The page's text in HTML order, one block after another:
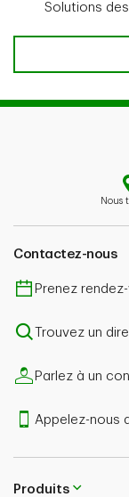
Solutions
Nous
Contactez-nous
Prenez
Trouvez un
Parlez à un
Appelez-nous
Produits